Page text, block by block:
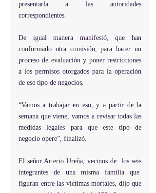
presentarla a las autoridades
correspondientes.
De igual manera manifestó, que han
conformado otra comisión, para hacer un
proceso de evaluación y poner restricciones
a los permisos otorgados para la operación
de ese tipo de negocios.
“Vamos a trabajar en eso, y a partir de la
semana que viene, vamos a revisar todas las
medidas legales para que este tipo de
negocio opere”, finalizó.
El señor Arterio Ureña, vecinos de  los seis
integrantes de una misma familia que
figuran entre las víctimas mortales, dijo que